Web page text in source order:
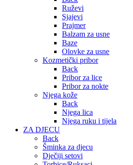
Ruževi
Sjajevi
Prajmer
Balzam za usne
Baze
Olovke za usne
Kozmetički pribor
Back
Pribor za lice
Pribor za nokte
Njega kože
Back
Njega lica
Njega ruku i tijela
ZA DJECU
Back
Šminka za djecu
Dječiji setovi